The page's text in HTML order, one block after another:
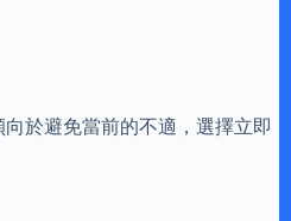
於避免當前的不適，選擇立即